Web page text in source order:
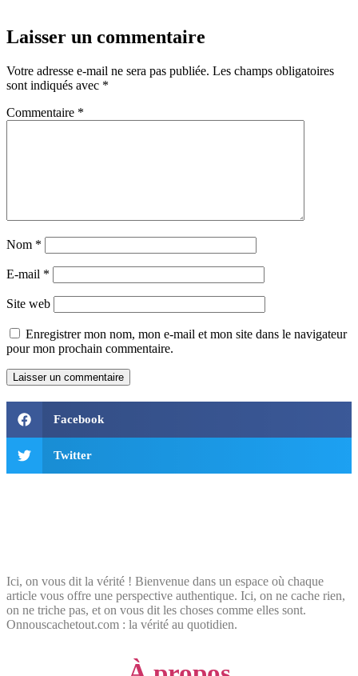
Laisser un commentaire
Votre adresse e-mail ne sera pas publiée. Les champs obligatoires
sont indiqués avec *
Commentaire *
Nom *
E-mail *
Site web
Enregistrer mon nom, mon e-mail et mon site dans le navigateur
pour mon prochain commentaire.
Facebook
Twitter
Ici, on vous dit la vérité ! Bienvenue dans un espace où chaque
article vous offre une perspective authentique. Ici, on ne cache rien,
on ne triche pas, et on vous dit les choses comme elles sont.
Onnouscachetout.com : la vérité au quotidien.